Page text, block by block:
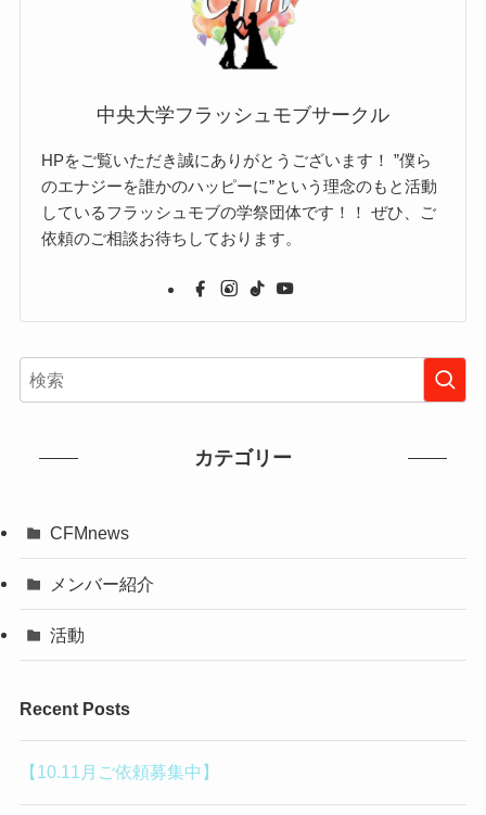
中央大学フラッシュモブサークル
HPをご覧いただき誠にありがとうございます！ ”僕ら
のエナジーを誰かのハッピーに”という理念のもと活動
しているフラッシュモブの学祭団体です！！ ぜひ、ご
依頼のご相談お待ちしております。
カテゴリー
CFMnews
メンバー紹介
活動
Recent Posts
【10.11月ご依頼募集中】